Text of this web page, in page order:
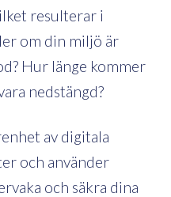
resulterar i
om din miljö är
Hur länge kommer
nedstängd?
av digitala
och använder
och säkra dina